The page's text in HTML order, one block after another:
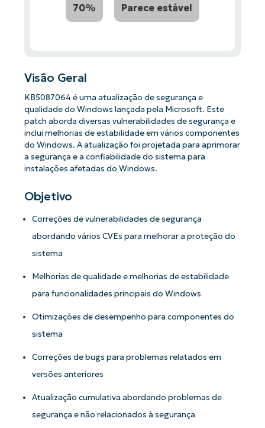
70% Parece estável
Visão Geral
KB5087064 é uma atualização de segurança e
qualidade do Windows lançada pela Microsoft. Este
patch aborda diversas vulnerabilidades de segurança e
inclui melhorias de estabilidade em vários componentes
do Windows. A atualização foi projetada para aprimorar
a segurança e a confiabilidade do sistema para
instalações afetadas do Windows.
Objetivo
Correções de vulnerabilidades de segurança
abordando vários CVEs para melhorar a proteção do
sistema
Melhorias de qualidade e melhorias de estabilidade
para funcionalidades principais do Windows
Otimizações de desempenho para componentes do
sistema
Correções de bugs para problemas relatados em
versões anteriores
Atualização cumulativa abordando problemas de
segurança e não relacionados à segurança